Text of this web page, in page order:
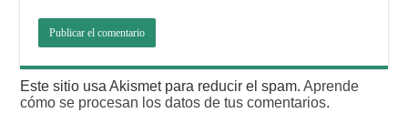
Este sitio usa Akismet para reducir el spam.Aprende
cómo se procesan los datos de tus comentarios.